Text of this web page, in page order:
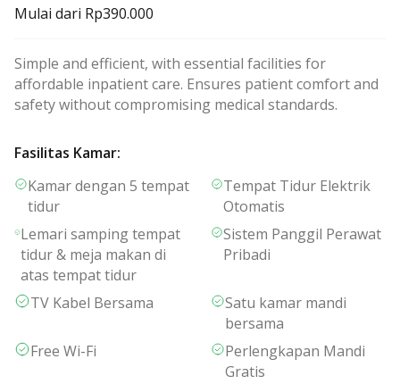
Mulai dari Rp390.000
Simple and efficient, with essential facilities for
affordable inpatient care. Ensures patient comfort and
safety without compromising medical standards.
Fasilitas Kamar:
Kamar dengan 5 tempat
tidur
Tempat Tidur Elektrik
Otomatis
Lemari samping tempat
tidur & meja makan di
atas tempat tidur
Sistem Panggil Perawat
Pribadi
TV Kabel Bersama
Satu kamar mandi
bersama
Free Wi-Fi
Perlengkapan Mandi
Gratis